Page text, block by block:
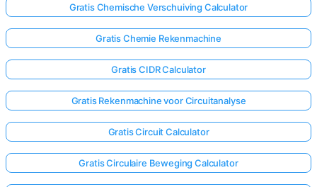
Gratis Chemische Verschuiving Calculator
Gratis Chemie Rekenmachine
Gratis CIDR Calculator
Gratis Rekenmachine voor Circuitanalyse
Gratis Circuit Calculator
Gratis Circulaire Beweging Calculator